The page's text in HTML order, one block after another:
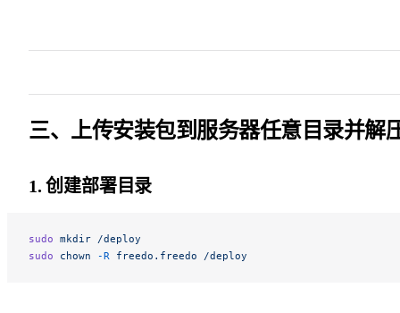
三、上传安装包到服务器任意目录并解
1. 创建部署目录
sudo mkdir /deploy
sudo chown -R freedo.freedo /deploy